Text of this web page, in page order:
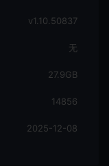
v1.10.50837
无
27.9GB
14856
2025-12-08